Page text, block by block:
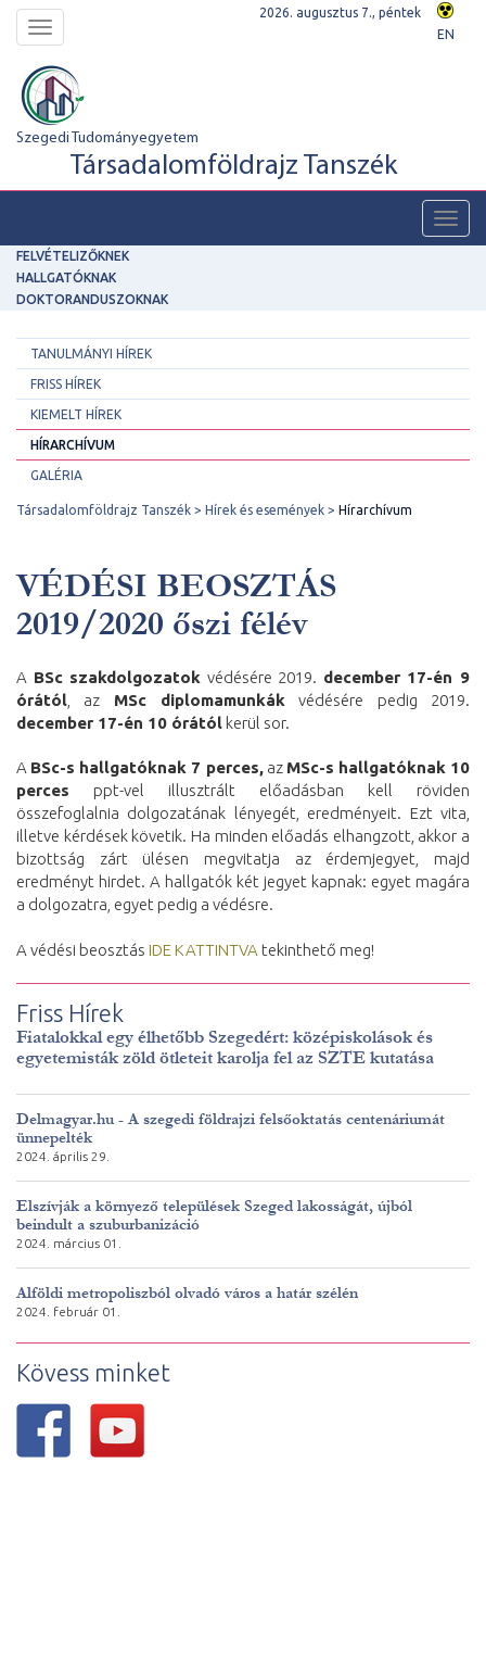
Toggle
navigation
2026. augusztus 7., péntek
EN
Szegedi Tudományegyetem
Társadalomföldrajz Tanszék
FELVÉTELIZŐKNEK
HALLGATÓKNAK
DOKTORANDUSZOKNAK
TANULMÁNYI HÍREK
FRISS HÍREK
KIEMELT HÍREK
HÍRARCHÍVUM
GALÉRIA
Társadalomföldrajz Tanszék Hírek és események Hírarchívum
VÉDÉSI BEOSZTÁS
2019/2020 őszi félév
A BSc szakdolgozatok védésére 2019. december 17-én 9
órától , az MSc diplomamunkák védésére pedig 2019.
december 17-én 10 órától kerül sor.
A BSc-s hallgatóknak 7 perces,az MSc-s hallgatóknak 10
perces ppt-vel illusztrált előadásban kell röviden
összefoglalnia dolgozatának lényegét, eredményeit. Ezt vita,
illetve kérdések követik. Ha minden előadás elhangzott, akkor a
bizottság zárt ülésen megvitatja az érdemjegyet, majd
eredményt hirdet. A hallgatók két jegyet kapnak: egyet magára
a dolgozatra, egyet pedig a védésre.
A védési beosztás IDE KATTINTVA tekinthető meg!
Friss Hírek
Fiatalokkal egy élhetőbb Szegedért: középiskolások és
egyetemisták zöld ötleteit karolja fel az SZTE kutatása
Delmagyar.hu - A szegedi földrajzi felsőoktatás centenáriumát
ünnepelték
2024. április 29.
Elszívják a környező települések Szeged lakosságát, újból
beindult a szuburbanizáció
2024. március 01.
Alföldi metropoliszból olvadó város a határ szélén
2024. február 01.
Kövess minket